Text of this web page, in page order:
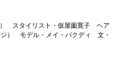
） スタイリスト・仮屋薗寛子 ヘア
ジ） モデル・メイ・パクディ 文・